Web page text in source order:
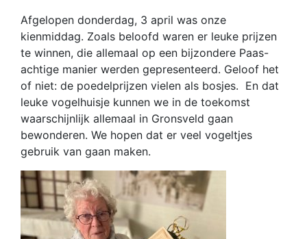
Afgelopen donderdag, 3 april was onze
kienmiddag. Zoals beloofd waren er leuke prijzen
te winnen, die allemaal op een bijzondere Paas-
achtige manier werden gepresenteerd. Geloof het
of niet: de poedelprijzen vielen als bosjes. En dat
leuke vogelhuisje kunnen we in de toekomst
waarschijnlijk allemaal in Gronsveld gaan
bewonderen. We hopen dat er veel vogeltjes
gebruik van gaan maken.